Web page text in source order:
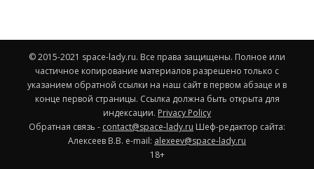
© 2015-2021 space-lady.ru. Все права защищены. Полное или
частичное копирование материалов разрешено только с
указанием обратной ссылки на наш сайт в первом абзаце и в
конце первой страницы. Ссылка должна быть открыта для
индексации. Privacy Policy
Обратная связь - contact@space-lady.ru Шеф-редактор сайта:
Алексеев В.В. e-mail: alexeev@space-lady.ru
18+